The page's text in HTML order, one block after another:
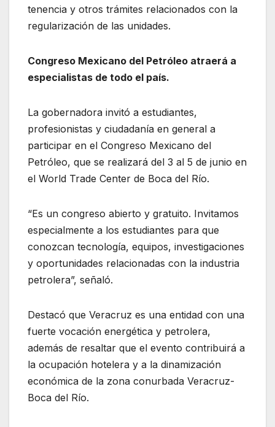
tenencia y otros trámites relacionados con la
regularización de las unidades.
Congreso Mexicano del Petróleo atraerá a
especialistas de todo el país.
La gobernadora invitó a estudiantes,
profesionistas y ciudadanía en general a
participar en el Congreso Mexicano del
Petróleo, que se realizará del 3 al 5 de junio en
el World Trade Center de Boca del Río.
“Es un congreso abierto y gratuito. Invitamos
especialmente a los estudiantes para que
conozcan tecnología, equipos, investigaciones
y oportunidades relacionadas con la industria
petrolera”, señaló.
Destacó que Veracruz es una entidad con una
fuerte vocación energética y petrolera,
además de resaltar que el evento contribuirá a
la ocupación hotelera y a la dinamización
económica de la zona conurbada Veracruz-
Boca del Río.